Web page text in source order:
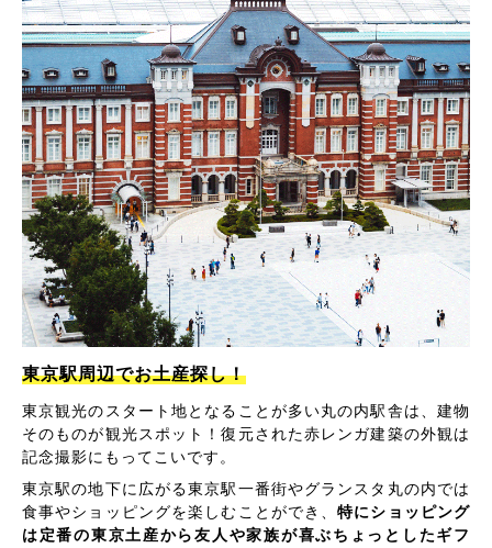
東京駅周辺でお土産探し！
東京観光のスタート地となることが多い丸の内駅舎は、建物
そのものが観光スポット！復元された赤レンガ建築の外観は
記念撮影にもってこいです。
東京駅の地下に広がる東京駅一番街やグランスタ丸の内では
食事やショッピングを楽しむことができ、特にショッピング
は定番の東京土産から友人や家族が喜ぶちょっとしたギフ